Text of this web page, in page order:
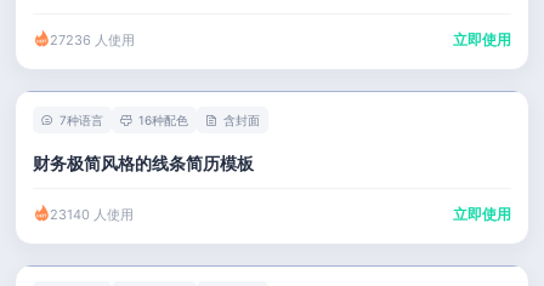
27236 人使用 立即使用
7种语言 16种配色 含封面
财务极简风格的线条简历模板
23140 人使用 立即使用